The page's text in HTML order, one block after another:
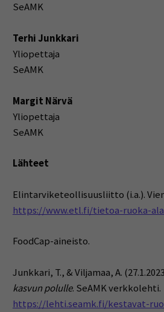
SeAMK
Terhi Junkkari
Yliopettaja
SeAMK
Margit Närvä
Yliopettaja
SeAMK
Lähteet
Elintarviketeollisuusliitto (i.a.).
https://www.etl.fi/tietoa-ruoka-
FoodCap-aineisto.
Junkkari, T., & Viljamaa, A.
kasvun polulle. SeAMK verkkolehti.
https://lehti.seamk.fi/kestavat-